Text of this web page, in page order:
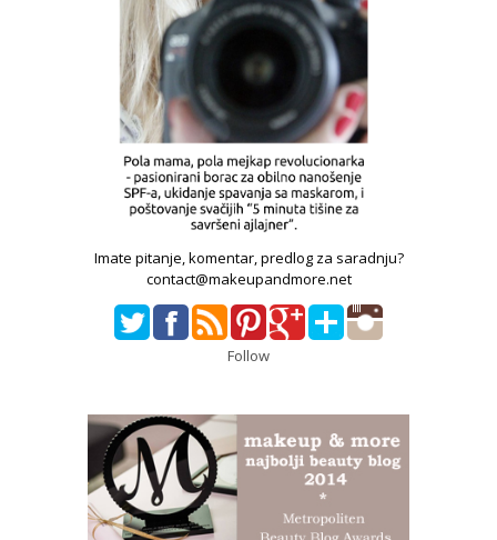
Imate pitanje, komentar, predlog za saradnju?
contact@makeupandmore.net
Follow